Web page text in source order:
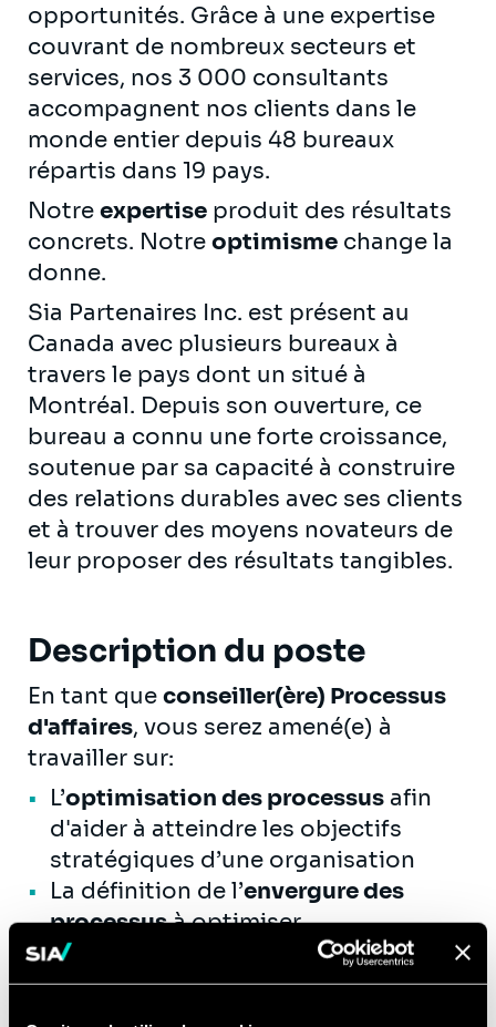
opportunités. Grâce à une expertise
couvrant de nombreux secteurs et
services, nos 3 000 consultants
accompagnent nos clients dans le
monde entier depuis 48 bureaux
répartis dans 19 pays.
Notre expertise produit des résultats
concrets. Notre optimisme change la
donne.
Sia Partenaires Inc. est présent au
Canada avec plusieurs bureaux à
travers le pays dont un situé à
Montréal. Depuis son ouverture, ce
bureau a connu une forte croissance,
soutenue par sa capacité à construire
des relations durables avec ses clients
et à trouver des moyens novateurs de
leur proposer des résultats tangibles.
Description du poste
En tant que conseiller(ère) Processus
d'affaires, vous serez amené(e) à
travailler sur:
L’optimisation des processus afin
d'aider à atteindre les objectifs
stratégiques d’une organisation
La définition de l’envergure des
processusà optimiser
L'animation
des sessions de travail
visant à développer, mesurer et